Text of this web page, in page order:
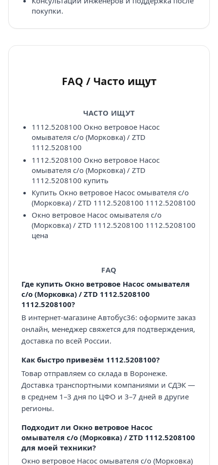
покупки.
FAQ / Часто ищут
ЧАСТО ИЩУТ
1112.5208100 Окно ветровое Насос
омывателя с/о (Морковка) / ZTD
1112.5208100
1112.5208100 Окно ветровое Насос
омывателя с/о (Морковка) / ZTD
1112.5208100 купить
Купить Окно ветровое Насос омывателя с/о
(Морковка) / ZTD 1112.5208100 1112.5208100
Окно ветровое Насос омывателя с/о
(Морковка) / ZTD 1112.5208100 1112.5208100
цена
FAQ
Где купить Окно ветровое Насос омывателя
с/о (Морковка) / ZTD 1112.5208100
1112.5208100?
В интернет-магазине Автобус36: оформите заказ
онлайн, менеджер свяжется для подтверждения,
доставка по всей России.
Как быстро привезём 1112.5208100?
Товар отправляем со склада в Воронеже.
Доставка транспортными компаниями и СДЭК —
в среднем 1–3 дня по ЦФО и 3–7 дней в другие
регионы.
Подходит ли Окно ветровое Насос
омывателя с/о (Морковка) / ZTD 1112.5208100
для моей техники?
Окно ветровое Насос омывателя с/о (Морковка)